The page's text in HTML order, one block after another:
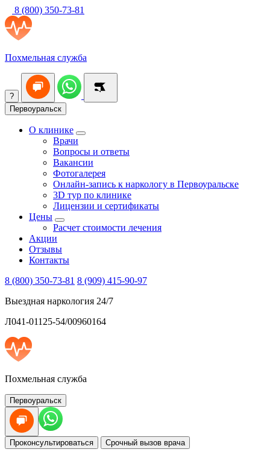
8 (800) 350-73-81
Похмельная служба
?
Первоуральск
О клинике
Врачи
Вопросы и ответы
Вакансии
Фотогалерея
Онлайн-запись к наркологу в Первоуральске
3D тур по клинике
Лицензии и сертификаты
Цены
Расчет стоимости лечения
Акции
Отзывы
Контакты
8 (800) 350-73-81 8 (909) 415-90-97
Выездная наркология 24/7
Л041-01125-54/00960164
Похмельная служба
Первоуральск
Проконсультироваться Срочный вызов врача